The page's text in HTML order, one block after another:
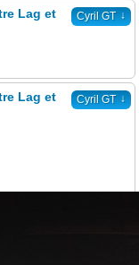
Cyril GT ↓
Lag et
Cyril GT ↓
Lag et